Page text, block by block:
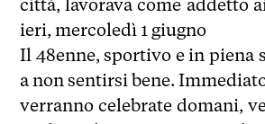
città, lavorava come addetto
ieri, mercoledì 1 giugno
Il 48enne, sportivo e in piena
a non sentirsi bene.
verranno celebrate domani,